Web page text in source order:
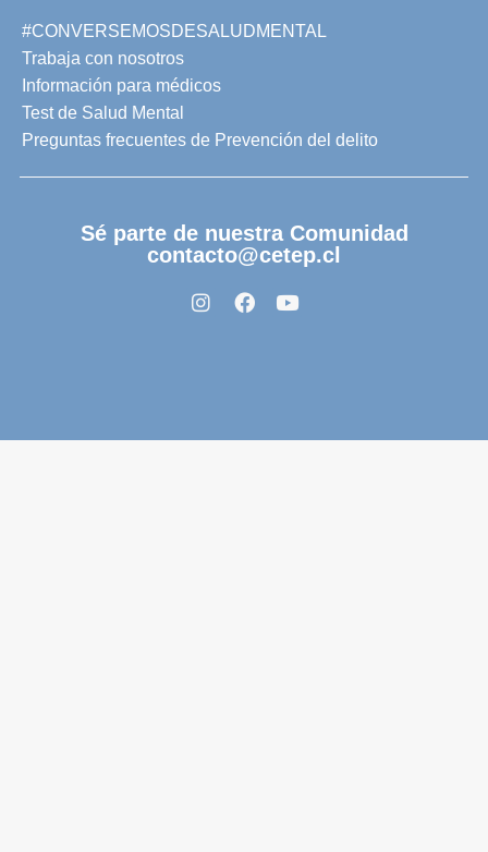
#CONVERSEMOSDESALUDMENTAL
Trabaja con nosotros
Información para médicos
Test de Salud Mental
Preguntas frecuentes de Prevención del delito
Sé parte de nuestra Comunidad
contacto@cetep.cl